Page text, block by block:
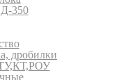
350
дробилки